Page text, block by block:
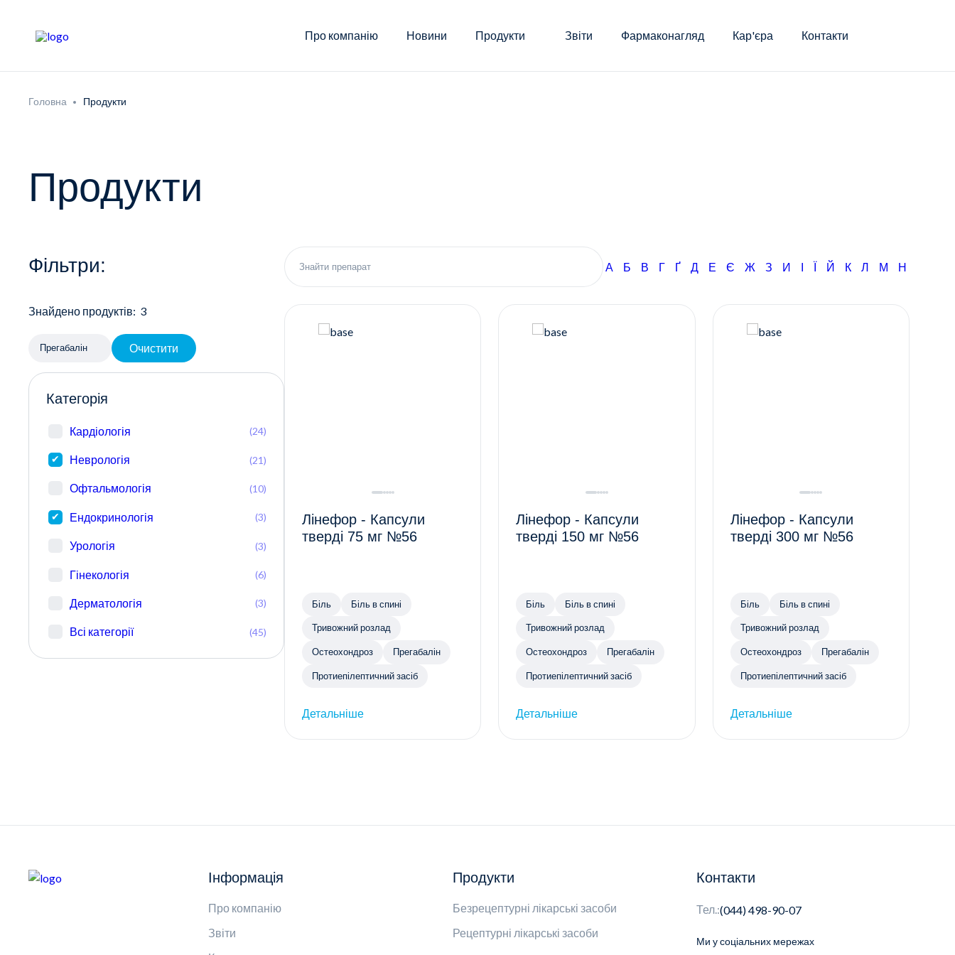
Про компанію Новини Продукти Звіти Фармаконагляд Кар'єра Контакти
Головна Продукти
Продукти
Фільтри:
Знайдено продуктів: 3
Прегабалін Очистити
Категорія
Кардіологія (24)
Неврологія (21)
Офтальмологія (10)
Ендокринологія (3)
Урологія (3)
Гінекологія (6)
Дерматологія (3)
Всі категорії (45)
А Б В Г Ґ Д Е Є Ж З И І Ї Й К Л М Н
Лінефор - Капсули
тверді 75 мг №56
Біль Біль в спині
Тривожний розлад
Остеохондроз Прегабалін
Протиепілептичний засіб
Детальніше
Лінефор - Капсули
тверді 150 мг №56
Біль Біль в спині
Тривожний розлад
Остеохондроз Прегабалін
Протиепілептичний засіб
Детальніше
Лінефор - Капсули
тверді 300 мг №56
Біль Біль в спині
Тривожний розлад
Остеохондроз Прегабалін
Протиепілептичний засіб
Детальніше
Інформація
Про компанію
Звіти
Продукти
Безрецептурні лікарські засоби
Рецептурні лікарські засоби
Контакти
Тел.:(044) 498-90-07
Ми у соціальних мережах